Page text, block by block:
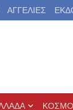
ΑΓΓΕΛΙΕΣ